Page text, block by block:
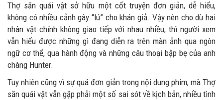
Thợ săn quái vật sở hữu một cốt truyện đơn giản, dễ hiểu,
không có nhiều cảnh gây “lú” cho khán giả. Vậy nên cho dù hai
nhân vật chính không giao tiếp với nhau nhiều, thì người xem
vẫn hiểu được những gì đang diễn ra trên màn ảnh qua ngôn
ngữ cơ thể, qua hành động và những câu thoại bập bẹ của anh
chàng Hunter.
Tuy nhiên cũng vì sự quá đơn giản trong nội dung phim, mà Thợ
săn quái vật vẫn gặp phải một số sai sót về kịch bản, nhiều tình